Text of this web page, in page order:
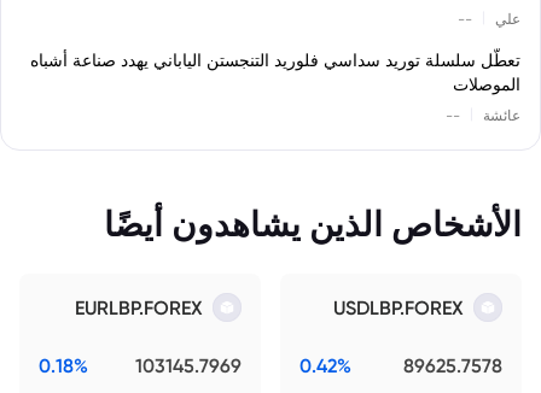
علي --
تعطّل سلسلة توريد سداسي فلوريد التنجستن الياباني يهدد صناعة أشباه
الموصلات
عائشة --
الأشخاص الذين يشاهدون أيضًا
USDLBP.FOREX
89625.7578
0.42%
EURLBP.FOREX
103145.7969
0.18%